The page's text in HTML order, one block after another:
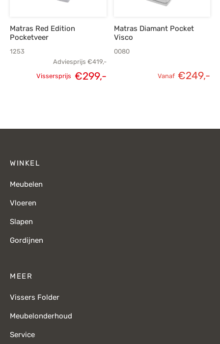
Matras Red Edition
Pocketveer
1253
Adviesprijs €419,-
Oorspronkelijke
Vissersprijs €299,-Huidige
Matras Diamant Pocket
Visco
0080
Vanaf €249,-
WINKEL
Meubelen
Vloeren
Slapen
Gordijnen
MEER
Vissers Folder
Meubelonderhoud
Service